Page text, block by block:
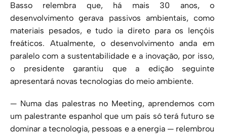
Basso relembra que, há mais 30 anos, o
desenvolvimento gerava passivos ambientais, como
materiais pesados, e tudo ia direto para os lençóis
freáticos. Atualmente, o desenvolvimento anda em
paralelo com a sustentabilidade e a inovação, por isso,
o presidente garantiu que a edição seguinte
apresentará novas tecnologias do meio ambiente.
— Numa das palestras no Meeting, aprendemos com
um palestrante espanhol que um país só terá futuro se
dominar a tecnologia, pessoas e a energia — relembrou